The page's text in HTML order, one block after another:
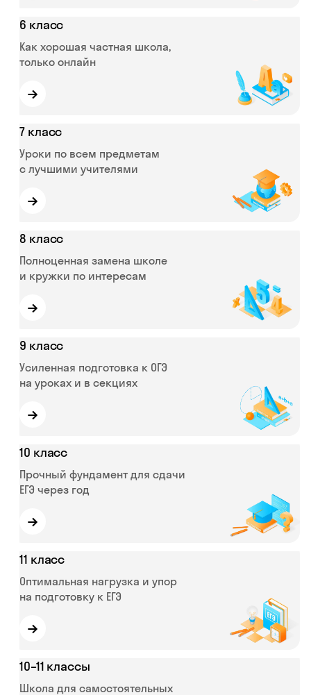
6 класс
Как хорошая частная школа,
только онлайн
→
7 класс
Уроки по всем предметам
с лучшими учителями
→
8 класс
Полноценная замена школе
и кружки по интересам
→
9 класс
Усиленная подготовка к ОГЭ
на уроках и в секциях
→
10 класс
Прочный фундамент для сдачи
ЕГЭ через год
→
11 класс
Оптимальная нагрузка и упор
на подготовку к ЕГЭ
→
10–11 классы
Школа для самостоятельных